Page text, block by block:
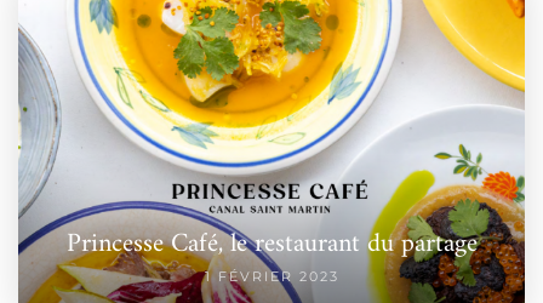
Princesse Café, le restaurant du partage
1 FÉVRIER 2023